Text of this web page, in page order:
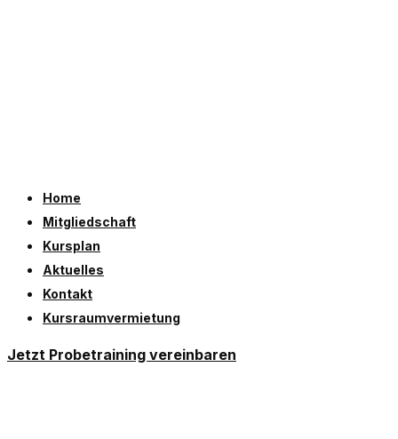
Home
Mitgliedschaft
Kursplan
Aktuelles
Kontakt
Kursraumvermietung
Jetzt Probetraining vereinbaren